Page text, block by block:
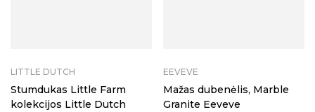
LITTLE DUTCH
Stumdukas Little Farm
kolekcijos Little Dutch
EEVEVE
Mažas dubenėlis, Marble
Granite Eeveve